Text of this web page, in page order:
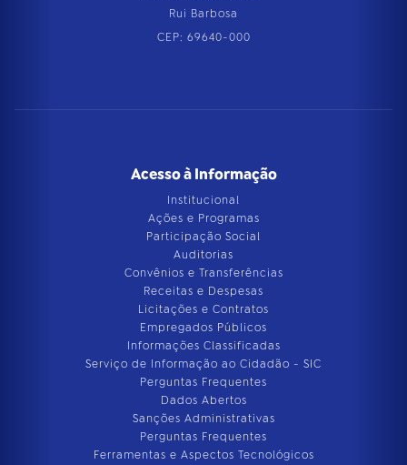
Rui Barbosa
CEP: 69640-000
Acesso à Informação
Institucional
Ações e Programas
Participação Social
Auditorias
Convênios e Transferências
Receitas e Despesas
Licitações e Contratos
Empregados Públicos
Informações Classificadas
Serviço de Informação ao Cidadão - SIC
Perguntas Frequentes
Dados Abertos
Sanções Administrativas
Perguntas Frequentes
Ferramentas e Aspectos Tecnológicos